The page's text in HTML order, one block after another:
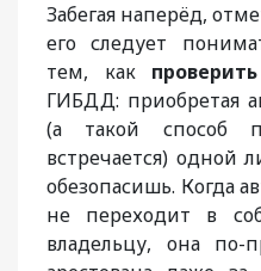
Забегая наперёд,
его следует
тем, как
ГИБДД: приобретая
(а такой способ
встречается) одной
обезопасишь. Когда
не переходит в
владельцу, она